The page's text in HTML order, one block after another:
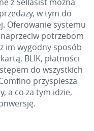
w tym do
Oferowanie systemu
potrzebom
im wygodny sposób
BLIK, płatności
do wszystkich
przyspiesza
a co za tym idzie,